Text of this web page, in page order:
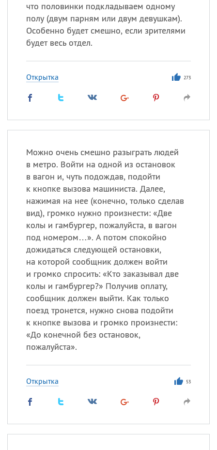
что половинки подкладываем одному
полу (двум парням или двум девушкам).
Особенно будет смешно, если зрителями
будет весь отдел.
Открытка 273
Можно очень смешно разыграть людей
в метро. Войти на одной из остановок
в вагон и, чуть подождав, подойти
к кнопке вызова машиниста. Далее,
нажимая на нее (конечно, только сделав
вид), громко нужно произнести: «Две
колы и гамбургер, пожалуйста, в вагон
под номером…». А потом спокойно
дожидаться следующей остановки,
на которой сообщник должен войти
и громко спросить: «Кто заказывал две
колы и гамбургер?» Получив оплату,
сообщник должен выйти. Как только
поезд тронется, нужно снова подойти
к кнопке вызова и громко произнести:
«До конечной без остановок,
пожалуйста».
Открытка 53